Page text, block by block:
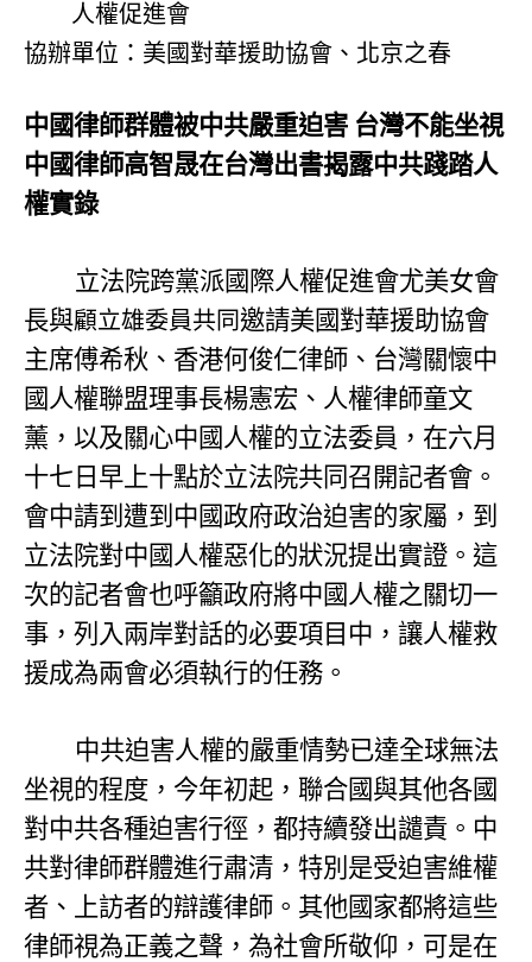
人權促進會
協辦單位：美國對華援助協會、北京之春
中國律師群體被中共嚴重迫害 台灣不能坐視
中國律師高智晟在台灣出書揭露中共踐踏人
權實錄
立法院跨黨派國際人權促進會尤美女會
長與顧立雄委員共同邀請美國對華援助協會
主席傅希秋、香港何俊仁律師、台灣關懷中
國人權聯盟理事長楊憲宏、人權律師童文
薰，以及關心中國人權的立法委員，在六月
十七日早上十點於立法院共同召開記者會。
會中請到遭到中國政府政治迫害的家屬，到
立法院對中國人權惡化的狀況提出實證。這
次的記者會也呼籲政府將中國人權之關切一
事，列入兩岸對話的必要項目中，讓人權救
援成為兩會必須執行的任務。
中共迫害人權的嚴重情勢已達全球無法
坐視的程度，今年初起，聯合國與其他各國
對中共各種迫害行徑，都持續發出譴責。中
共對律師群體進行肅清，特別是受迫害維權
者、上訪者的辯護律師。其他國家都將這些
律師視為正義之聲，為社會所敬仰，可是在